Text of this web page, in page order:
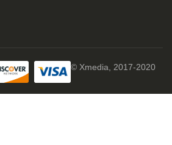
© Xmedia, 2017-2020